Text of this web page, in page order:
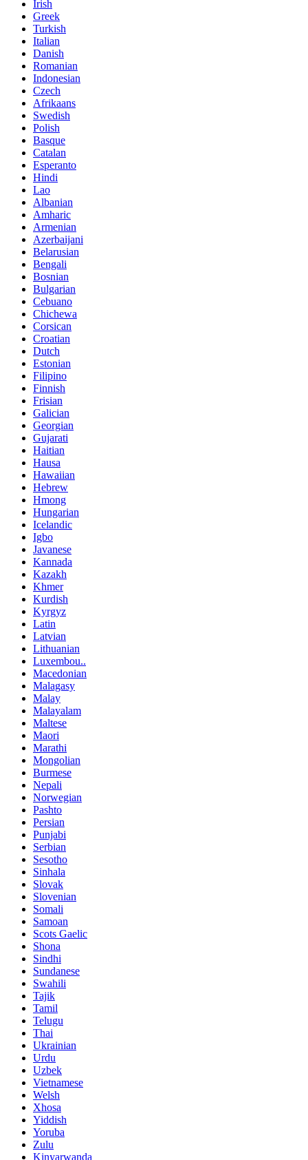
Irish
Greek
Turkish
Italian
Danish
Romanian
Indonesian
Czech
Afrikaans
Swedish
Polish
Basque
Catalan
Esperanto
Hindi
Lao
Albanian
Amharic
Armenian
Azerbaijani
Belarusian
Bengali
Bosnian
Bulgarian
Cebuano
Chichewa
Corsican
Croatian
Dutch
Estonian
Filipino
Finnish
Frisian
Galician
Georgian
Gujarati
Haitian
Hausa
Hawaiian
Hebrew
Hmong
Hungarian
Icelandic
Igbo
Javanese
Kannada
Kazakh
Khmer
Kurdish
Kyrgyz
Latin
Latvian
Lithuanian
Luxembou..
Macedonian
Malagasy
Malay
Malayalam
Maltese
Maori
Marathi
Mongolian
Burmese
Nepali
Norwegian
Pashto
Persian
Punjabi
Serbian
Sesotho
Sinhala
Slovak
Slovenian
Somali
Samoan
Scots Gaelic
Shona
Sindhi
Sundanese
Swahili
Tajik
Tamil
Telugu
Thai
Ukrainian
Urdu
Uzbek
Vietnamese
Welsh
Xhosa
Yiddish
Yoruba
Zulu
Kinyarwanda